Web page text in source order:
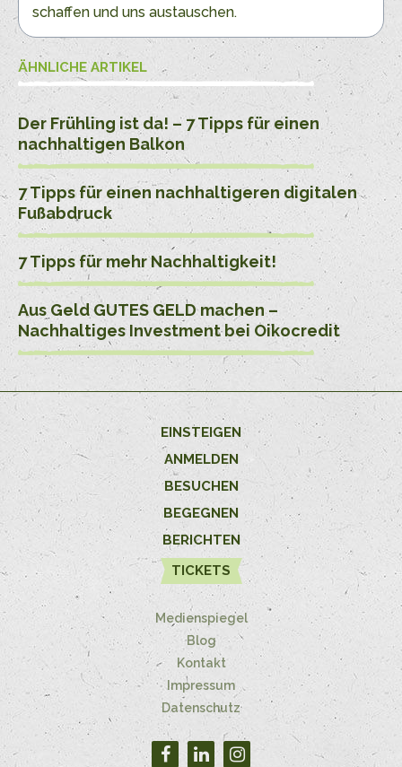
schaffen und uns austauschen.
ÄHNLICHE ARTIKEL
Der Frühling ist da! – 7 Tipps für einen
nachhaltigen Balkon
7 Tipps für einen nachhaltigeren digitalen
Fußabdruck
7 Tipps für mehr Nachhaltigkeit!
Aus Geld GUTES GELD machen –
Nachhaltiges Investment bei Oikocredit
EINSTEIGEN
ANMELDEN
BESUCHEN
BEGEGNEN
BERICHTEN
TICKETS
Medienspiegel
Blog
Kontakt
Impressum
Datenschutz